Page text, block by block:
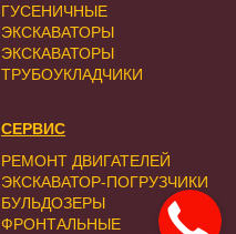
ГУСЕНИЧНЫЕ
ЭКСКАВАТОРЫ
ЭКСКАВАТОРЫ
ТРУБОУКЛАДЧИКИ
СЕРВИС
РЕМОНТ ДВИГАТЕЛЕЙ
ЭКСКАВАТОР-ПОГРУЗЧИКИ
БУЛЬДОЗЕРЫ
ФРОНТАЛЬНЫЕ